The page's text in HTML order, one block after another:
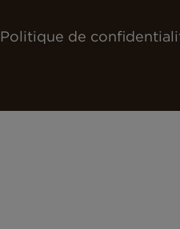
Politique de